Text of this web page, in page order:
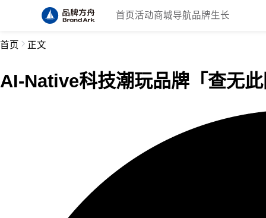
首页 活动商城导航品牌生长
首页 正文
AI-Native科技潮玩品牌「查无